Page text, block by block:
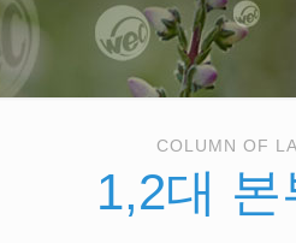
COLUMN OF
1,2대 본